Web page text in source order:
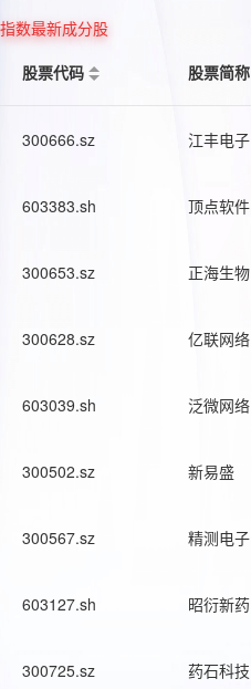
指数最新成分股
股票代码
股票简称
300666.sz 江丰电子
603383.sh 顶点软件
300653.sz 正海生物
300628.sz 亿联网络
603039.sh 泛微网络
300502.sz 新易盛
300567.sz 精测电子
603127.sh 昭衍新药
300725.sz 药石科技